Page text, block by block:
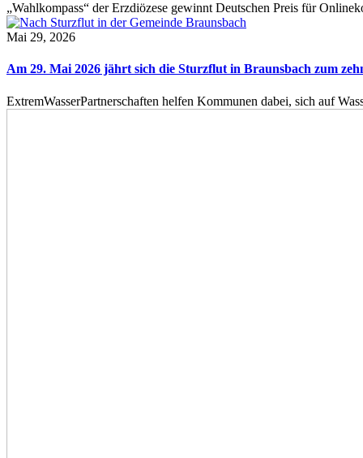
„Wahlkompass“ der Erzdiözese gewinnt Deutschen Preis für
Mai 29, 2026
Am 29. Mai 2026 jährt sich die Sturzflut in Braunsbach zum
ExtremWasserPartnerschaften helfen Kommunen dabei, sich auf